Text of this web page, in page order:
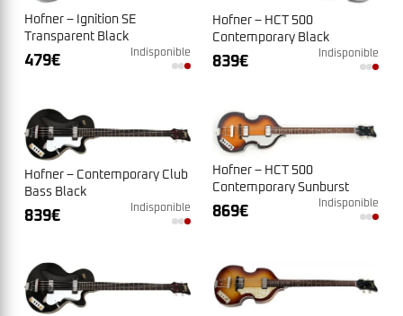
Hofner – Ignition SE
Transparent Black
479€ Indisponible
Hofner – HCT 500
Contemporary Black
Gaucher
839€ Indisponible
Hofner – Contemporary Club
Bass Black
839€ Indisponible
Hofner – HCT 500
Contemporary Sunburst
869€ Indisponible